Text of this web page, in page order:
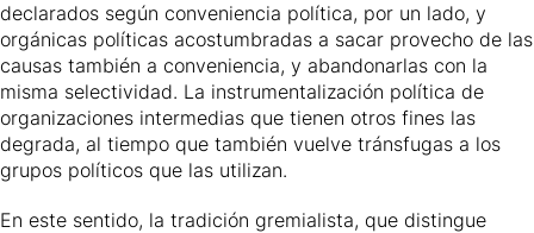
declarados según conveniencia política, por un lado, y
orgánicas políticas acostumbradas a sacar provecho de las
causas también a conveniencia, y abandonarlas con la
misma selectividad. La instrumentalización política de
organizaciones intermedias que tienen otros fines las
degrada, al tiempo que también vuelve tránsfugas a los
grupos políticos que las utilizan.
En este sentido, la tradición gremialista, que distingue